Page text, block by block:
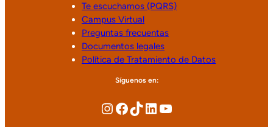
Te escuchamos (PQRS)
Campus Virtual
Preguntas frecuentas
Documentos legales
Política de Tratamiento de Datos
Síguenos en: